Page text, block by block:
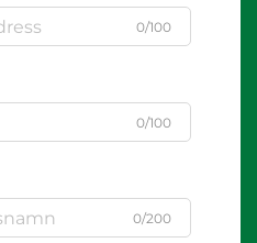
0/100
0/100
0/200